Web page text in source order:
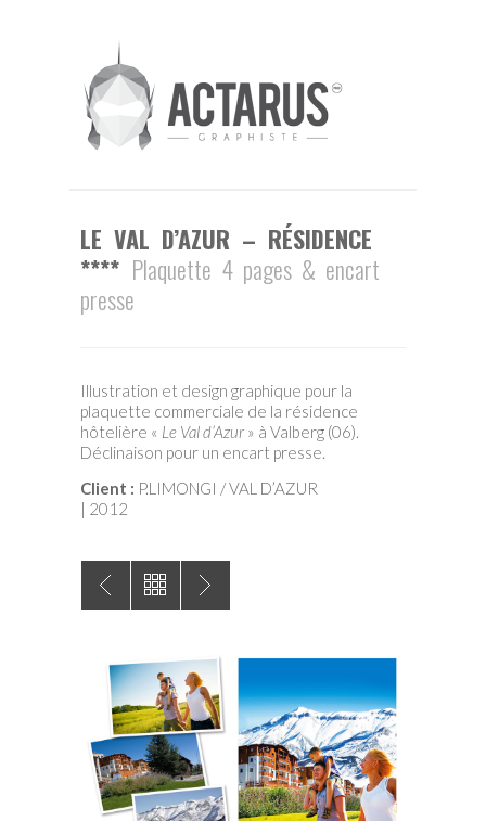
LE VAL D’AZUR – RÉSIDENCE
**** Plaquette 4 pages & encart
presse
Illustration et design graphique pour la
plaquette commerciale de la résidence
hôtelière « Le Val d’Azur » à Valberg (06).
Déclinaison pour un encart presse.
​Client : P.LIMONGI / VAL D’AZUR
| 2012